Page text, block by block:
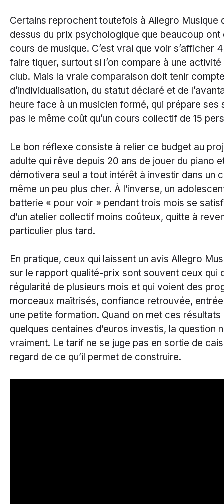
Certains reprochent toutefois à Allegro Musique
dessus du prix psychologique que beaucoup ont
cours de musique. C’est vrai que voir s’afficher
faire tiquer, surtout si l’on compare à une
club. Mais la vraie comparaison doit tenir
d’individualisation, du statut déclaré et de
heure face à un musicien formé, qui prépare ses
pas le même coût qu’un cours collectif de 15
Le bon réflexe consiste à relier ce budget au
adulte qui rêve depuis 20 ans de jouer du piano
démotivera seul a tout intérêt à investir dans un
même un peu plus cher. À l’inverse, un
batterie « pour voir » pendant trois mois se
d’un atelier collectif moins coûteux, quitte à
particulier plus tard.
En pratique, ceux qui laissent un avis Allegro
sur le rapport qualité-prix sont souvent ceux qui
régularité de plusieurs mois et qui voient des
morceaux maîtrisés, confiance retrouvée,
une petite formation. Quand on met ces
quelques centaines d’euros investis, la question
vraiment. Le tarif ne se juge pas en sortie de
regard de ce qu’il permet de construire.